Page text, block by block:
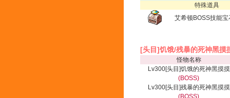
特殊道具
艾希顿BOSS技能宝
[头目]饥饿/残暴的死神黑摸
怪物名称
Lv300[头目]饥饿的死神黑摸摸
(BOSS)
Lv300[头目]残暴的死神黑摸摸
(BOSS)